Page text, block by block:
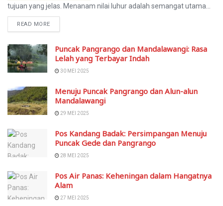
tujuan yang jelas. Menanam nilai luhur adalah semangat utama...
READ MORE
Puncak Pangrango dan Mandalawangi: Rasa
Lelah yang Terbayar Indah
30 MEI 2025
Menuju Puncak Pangrango dan Alun-alun
Mandalawangi
29 MEI 2025
Pos Kandang Badak: Persimpangan Menuju
Puncak Gede dan Pangrango
28 MEI 2025
Pos Air Panas: Keheningan dalam Hangatnya
Alam
27 MEI 2025